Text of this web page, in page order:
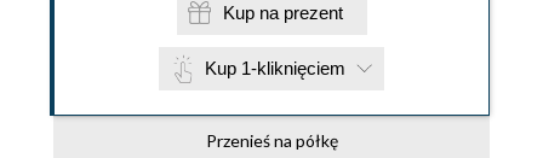
Kup na prezent
Kup 1-kliknięciem
Przenieś na półkę